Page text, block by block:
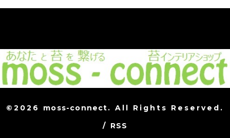
©2026 moss-connect. All Rights Reserved.
/ RSS